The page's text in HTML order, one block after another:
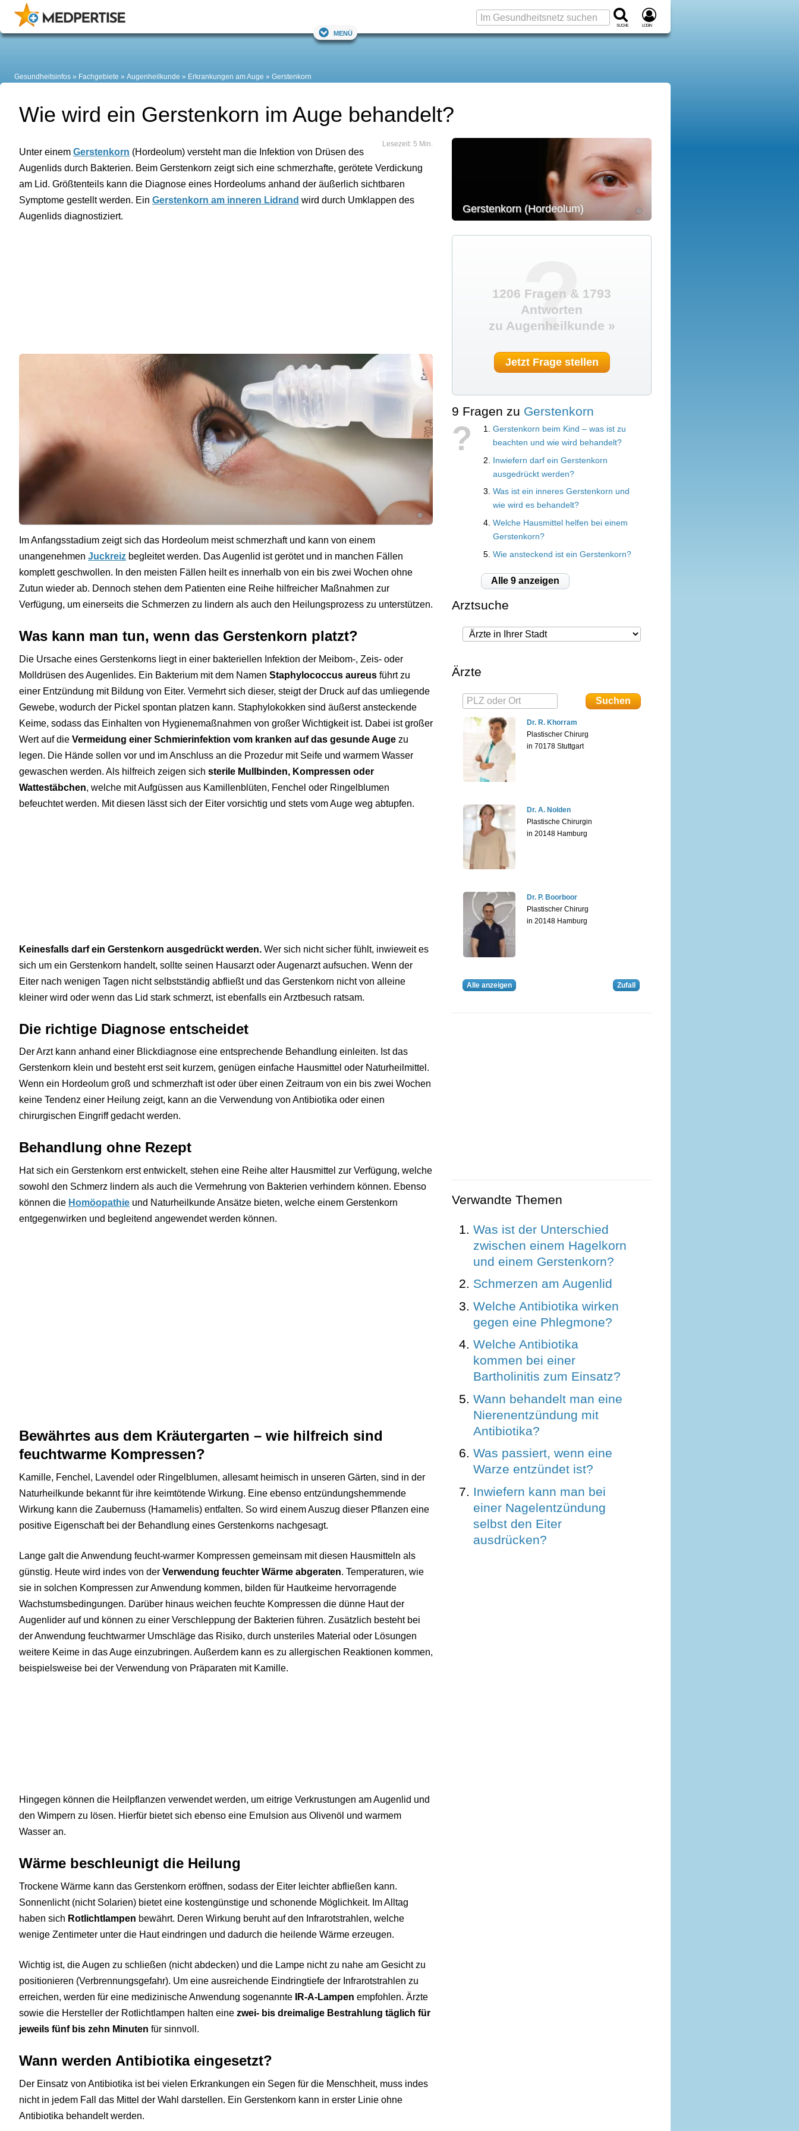
Suche Login
Menü
Gesundheitsinfos Fachgebiete Augenheilkunde Erkrankungen am Auge Gerstenkorn
Wie wird ein Gerstenkorn im Auge behandelt?
Lesezeit: 5 Min.
Unter einem Gerstenkorn (Hordeolum) versteht man die Infektion von Drüsen des
Augenlids durch Bakterien. Beim Gerstenkorn zeigt sich eine schmerzhafte, gerötete Verdickung
am Lid. Größtenteils kann die Diagnose eines Hordeolums anhand der äußerlich sichtbaren
Symptome gestellt werden. Ein Gerstenkorn am inneren Lidrand wird durch Umklappen des
Augenlids diagnostiziert.
©
Im Anfangsstadium zeigt sich das Hordeolum meist schmerzhaft und kann von einem
unangenehmen Juckreiz begleitet werden. Das Augenlid ist gerötet und in manchen Fällen
komplett geschwollen. In den meisten Fällen heilt es innerhalb von ein bis zwei Wochen ohne
Zutun wieder ab. Dennoch stehen dem Patienten eine Reihe hilfreicher Maßnahmen zur
Verfügung, um einerseits die Schmerzen zu lindern als auch den Heilungsprozess zu unterstützen.
Was kann man tun, wenn das Gerstenkorn platzt?
Die Ursache eines Gerstenkorns liegt in einer bakteriellen Infektion der Meibom-, Zeis- oder
Molldrüsen des Augenlides. Ein Bakterium mit dem Namen Staphylococcus aureus führt zu
einer Entzündung mit Bildung von Eiter. Vermehrt sich dieser, steigt der Druck auf das umliegende
Gewebe, wodurch der Pickel spontan platzen kann. Staphylokokken sind äußerst ansteckende
Keime, sodass das Einhalten von Hygienemaßnahmen von großer Wichtigkeit ist. Dabei ist großer
Wert auf die Vermeidung einer Schmierinfektion vom kranken auf das gesunde Auge zu
legen. Die Hände sollen vor und im Anschluss an die Prozedur mit Seife und warmem Wasser
gewaschen werden. Als hilfreich zeigen sich sterile Mullbinden, Kompressen oder
Wattestäbchen, welche mit Aufgüssen aus Kamillenblüten, Fenchel oder Ringelblumen
befeuchtet werden. Mit diesen lässt sich der Eiter vorsichtig und stets vom Auge weg abtupfen.
Keinesfalls darf ein Gerstenkorn ausgedrückt werden. Wer sich nicht sicher fühlt, inwieweit es
sich um ein Gerstenkorn handelt, sollte seinen Hausarzt oder Augenarzt aufsuchen. Wenn der
Eiter nach wenigen Tagen nicht selbstständig abfließt und das Gerstenkorn nicht von alleine
kleiner wird oder wenn das Lid stark schmerzt, ist ebenfalls ein Arztbesuch ratsam.
Die richtige Diagnose entscheidet
Der Arzt kann anhand einer Blickdiagnose eine entsprechende Behandlung einleiten. Ist das
Gerstenkorn klein und besteht erst seit kurzem, genügen einfache Hausmittel oder Naturheilmittel.
Wenn ein Hordeolum groß und schmerzhaft ist oder über einen Zeitraum von ein bis zwei Wochen
keine Tendenz einer Heilung zeigt, kann an die Verwendung von Antibiotika oder einen
chirurgischen Eingriff gedacht werden.
Behandlung ohne Rezept
Hat sich ein Gerstenkorn erst entwickelt, stehen eine Reihe alter Hausmittel zur Verfügung, welche
sowohl den Schmerz lindern als auch die Vermehrung von Bakterien verhindern können. Ebenso
können die Homöopathie und Naturheilkunde Ansätze bieten, welche einem Gerstenkorn
entgegenwirken und begleitend angewendet werden können.
Bewährtes aus dem Kräutergarten – wie hilfreich sind
feuchtwarme Kompressen?
Kamille, Fenchel, Lavendel oder Ringelblumen, allesamt heimisch in unseren Gärten, sind in der
Naturheilkunde bekannt für ihre keimtötende Wirkung. Eine ebenso entzündungshemmende
Wirkung kann die Zaubernuss (Hamamelis) entfalten. So wird einem Auszug dieser Pflanzen eine
positive Eigenschaft bei der Behandlung eines Gerstenkorns nachgesagt.
Lange galt die Anwendung feucht-warmer Kompressen gemeinsam mit diesen Hausmitteln als
günstig. Heute wird indes von der Verwendung feuchter Wärme abgeraten. Temperaturen, wie
sie in solchen Kompressen zur Anwendung kommen, bilden für Hautkeime hervorragende
Wachstumsbedingungen. Darüber hinaus weichen feuchte Kompressen die dünne Haut der
Augenlider auf und können zu einer Verschleppung der Bakterien führen. Zusätzlich besteht bei
der Anwendung feuchtwarmer Umschläge das Risiko, durch unsteriles Material oder Lösungen
weitere Keime in das Auge einzubringen. Außerdem kann es zu allergischen Reaktionen kommen,
beispielsweise bei der Verwendung von Präparaten mit Kamille.
Hingegen können die Heilpflanzen verwendet werden, um eitrige Verkrustungen am Augenlid und
den Wimpern zu lösen. Hierfür bietet sich ebenso eine Emulsion aus Olivenöl und warmem
Wasser an.
Wärme beschleunigt die Heilung
Trockene Wärme kann das Gerstenkorn eröffnen, sodass der Eiter leichter abfließen kann.
Sonnenlicht (nicht Solarien) bietet eine kostengünstige und schonende Möglichkeit. Im Alltag
haben sich Rotlichtlampen bewährt. Deren Wirkung beruht auf den Infrarotstrahlen, welche
wenige Zentimeter unter die Haut eindringen und dadurch die heilende Wärme erzeugen.
Wichtig ist, die Augen zu schließen (nicht abdecken) und die Lampe nicht zu nahe am Gesicht zu
positionieren (Verbrennungsgefahr). Um eine ausreichende Eindringtiefe der Infrarotstrahlen zu
erreichen, werden für eine medizinische Anwendung sogenannte IR-A-Lampen empfohlen. Ärzte
sowie die Hersteller der Rotlichtlampen halten eine zwei- bis dreimalige Bestrahlung täglich für
jeweils fünf bis zehn Minuten für sinnvoll.
Wann werden Antibiotika eingesetzt?
Der Einsatz von Antibiotika ist bei vielen Erkrankungen ein Segen für die Menschheit, muss indes
nicht in jedem Fall das Mittel der Wahl darstellen. Ein Gerstenkorn kann in erster Linie ohne
Antibiotika behandelt werden.
Gerstenkorn (Hordeolum) ©
?
1206 Fragen & 1793
Antworten
zu Augenheilkunde »
Jetzt Frage stellen
9 Fragen zu Gerstenkorn
?
Gerstenkorn beim Kind – was ist zu
beachten und wie wird behandelt?
Inwiefern darf ein Gerstenkorn
ausgedrückt werden?
Was ist ein inneres Gerstenkorn und
wie wird es behandelt?
Welche Hausmittel helfen bei einem
Gerstenkorn?
Wie ansteckend ist ein Gerstenkorn?
Alle 9 anzeigen
Arztsuche
Ärzte
Dr. R. Khorram
Plastischer Chirurg
in 70178 Stuttgart
Dr. A. Nolden
Plastische Chirurgin
in 20148 Hamburg
Dr. P. Boorboor
Plastischer Chirurg
in 20148 Hamburg
Alle anzeigen Zufall
Verwandte Themen
Was ist der Unterschied
zwischen einem Hagelkorn
und einem Gerstenkorn?
Schmerzen am Augenlid
Welche Antibiotika wirken
gegen eine Phlegmone?
Welche Antibiotika
kommen bei einer
Bartholinitis zum Einsatz?
Wann behandelt man eine
Nierenentzündung mit
Antibiotika?
Was passiert, wenn eine
Warze entzündet ist?
Inwiefern kann man bei
einer Nagelentzündung
selbst den Eiter
ausdrücken?